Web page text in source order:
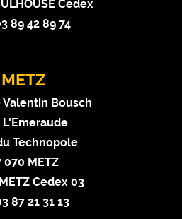
Cedex
89 42 89 74
METZ
Valentin Bousch
L'Emeraude
Technopole
070 METZ
Cedex 03
87 21 31 13